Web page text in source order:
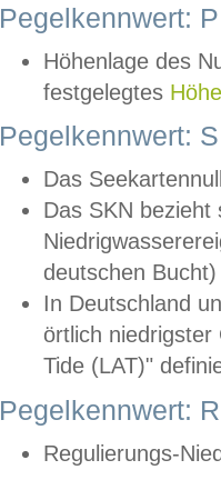
Pegelkennwert:
Höhenlage des
festgelegtes
Pegelkennwert:
Das
Das SKN
deutschen
In Deutschland
örtlich
Tide (LAT)"
Pegelkennwert:
Regulierungs-